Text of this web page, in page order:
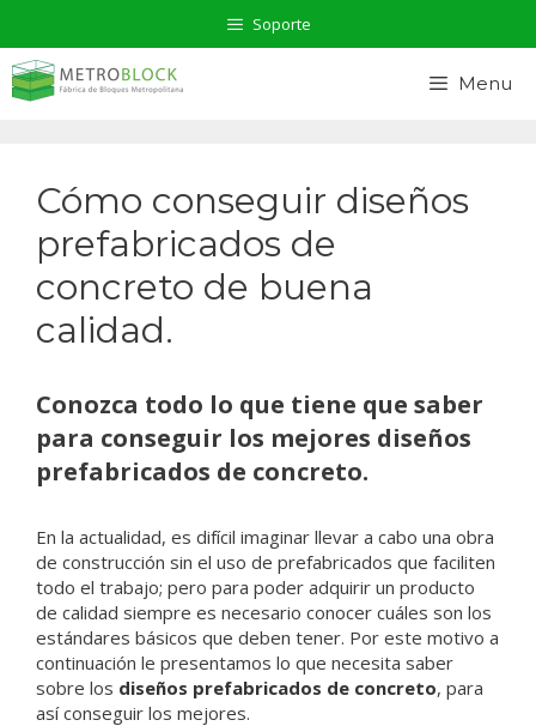
contenido
Soporte
Menu
Cómo conseguir diseños
prefabricados de
concreto de buena
calidad.
Conozca todo lo que tiene que saber
para conseguir los mejores diseños
prefabricados de concreto.
En la actualidad, es difícil imaginar llevar a cabo una obra
de construcción sin el uso de prefabricados que faciliten
todo el trabajo; pero para poder adquirir un producto
de calidad siempre es necesario conocer cuáles son los
estándares básicos que deben tener. Por este motivo a
continuación le presentamos lo que necesita saber
sobre los diseños prefabricados de concreto, para
así conseguir los mejores.